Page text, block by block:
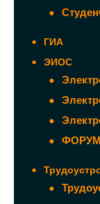
ГИА
ЭИОС
ФОРУМ